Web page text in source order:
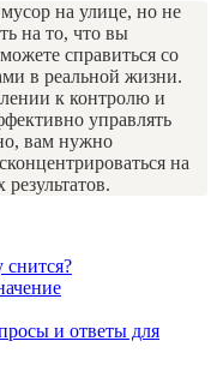
на улице, но не
на то, что вы
справиться со
в реальной жизни.
к контролю и
управлять
вам нужно
на
снится?
и ответы для